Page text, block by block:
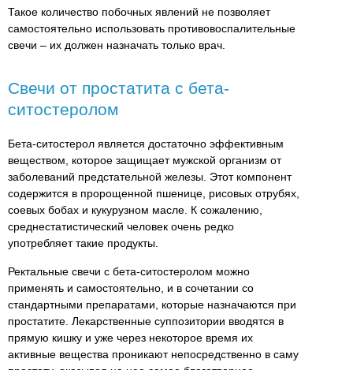
Такое количество побочных явлений не позволяет
самостоятельно использовать противовоспалительные
свечи – их должен назначать только врач.
Свечи от простатита с бета-
ситостеролом
Бета-ситостерол является достаточно эффективным
веществом, которое защищает мужской организм от
заболеваний предстательной железы. Этот компонент
содержится в пророщенной пшенице, рисовых отрубях,
соевых бобах и кукурузном масле. К сожалению,
среднестатистический человек очень редко
употребляет такие продукты.
Ректальные свечи с бета-ситостеролом можно
применять и самостоятельно, и в сочетании со
стандартными препаратами, которые назначаются при
простатите. Лекарственные суппозитории вводятся в
прямую кишку и уже через некоторое время их
активные вещества проникают непосредственно в саму